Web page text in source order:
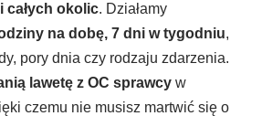
całych okolic. Działamy
na dobę, 7 dni w tygodniu,
pory dnia czy rodzaju zdarzenia.
lawetę z OC sprawcy w
czemu nie musisz martwić się o